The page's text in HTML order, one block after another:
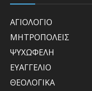
ΑΓΙΟΛΟΓΙΟ
ΜΗΤΡΟΠΟΛΕΙΣ
ΨΥΧΩΦΕΛΗ
ΕΥΑΓΓΕΛΙΟ
ΘΕΟΛΟΓΙΚΑ